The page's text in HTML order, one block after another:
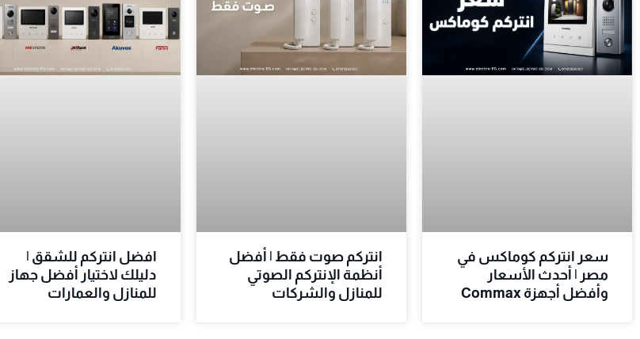
سعر انتركم كوماكس في
مصر | أحدث الأسعار
وأفضل أجهزة Commax
انتركم صوت فقط | أفضل
أنظمة الإنتركم الصوتي
للمنازل والشركات
افضل انتركم للشقق |
دليلك لاختيار أفضل جهاز
للمنازل والعمارات